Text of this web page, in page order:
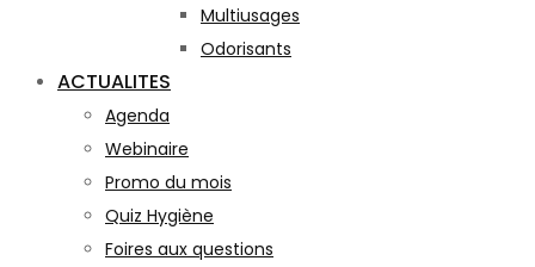
Multiusages
Odorisants
ACTUALITES
Agenda
Webinaire
Promo du mois
Quiz Hygiène
Foires aux questions